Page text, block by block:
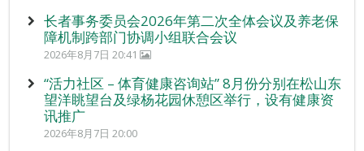
长者事务委员会2026年第二次全体会议及养老保
障机制跨部门协调小组联合会议
2026年8月7日 20:41
“活力社区 – 体育健康咨询站” 8月份分别在松山东
望洋眺望台及绿杨花园休憩区举行，设有健康资
讯推广
2026年8月7日 20:00